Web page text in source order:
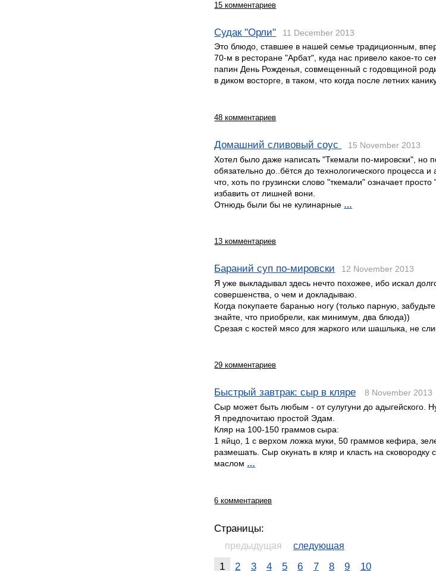
15 комментариев
Судак "Орли"
11 December 2013
Это блюдо, ставшее в нашей семье традиционным,
70-м в ресторане "Арбат", куда нас привело какое-то
папин День Рожденья, совмещенный с годовщиной
в диком восторге, в таком, что когда после летних
48 комментариев
Домашний сливовый соус
15 November 2013
Хотел было даже написать "Ткемали по-мировски", но
обязательно до..бётся до технологического процесса
что, хоть по грузински слово "ткемали" означает
избавить от лишней вони.
Отнюдь были бы не кулинарные …
13 комментариев
Бараний суп по-мировски
12 November 2013
Я уже выкладывал здесь нечто похожее, ибо искал
совершенства, о чем и докладываю.
Когда покупаете баранью ногу (только парную,
знайте, что приобрели, как минимум, два блюда))
Срезая с костей мясо для жаркого или шашлыка, не
29 комментариев
Быстрый завтрак: сыр в кляре
8 November 2013
Сыр может быть любым - от сулугуни до адыгейского.
Я предпочитаю простой Эдам.
Кляр на 100-150 граммов сыра:
1 яйцо, 1 с верхом ложка муки, 50 граммов кефира,
размешать. Сыр окунать в кляр и класть на сковородку
маслом …
6 комментариев
Страницы:
предыдущая следующая
1 2 3 4 5 6 7 8 9 10